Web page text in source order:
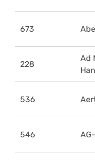
673
228
Ad
536
546